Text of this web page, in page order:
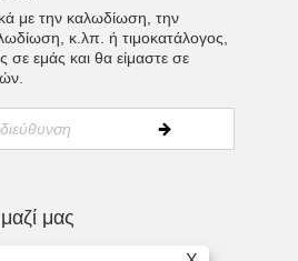
με την καλωδίωση, την
κ.λπ. ή τιμοκατάλογος,
εμάς και θα είμαστε σε
μας